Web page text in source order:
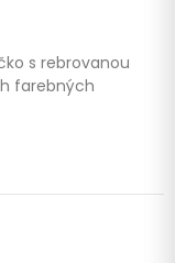
s rebrovanou
farebných